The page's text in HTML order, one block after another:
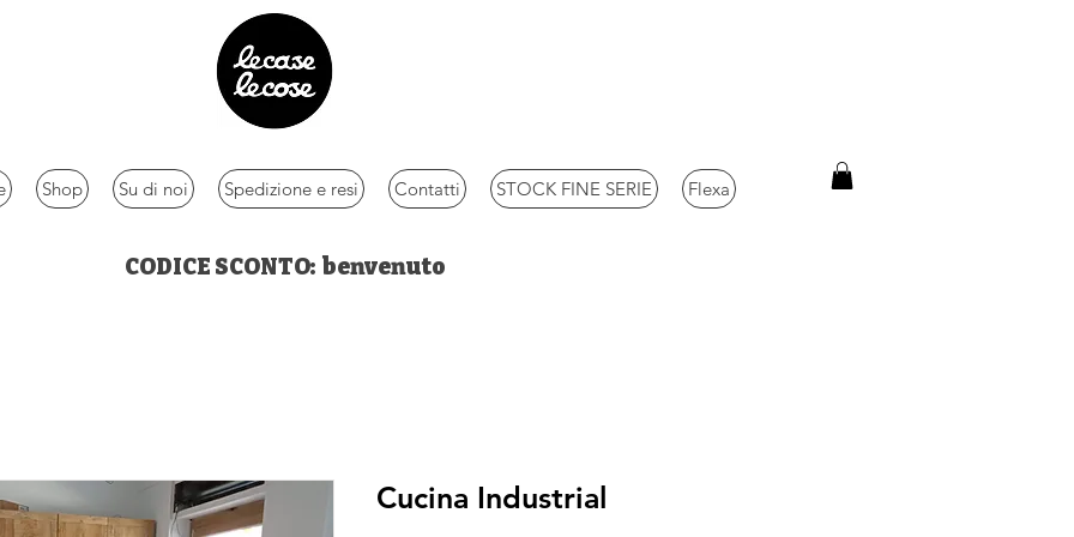
Shop Su di noi Spedizione e resi Contatti STOCK FINE SERIE Flexa
CODICE SCONTO: benvenuto
Cucina Industrial